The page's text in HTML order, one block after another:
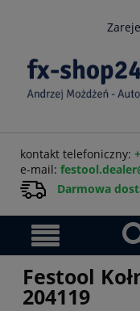
kontakt telefoniczny:
e-mail:
Darmowa
Festool
204119